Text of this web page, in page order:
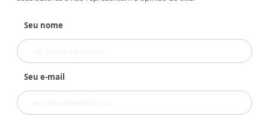
Seu nome
Seu e-mail